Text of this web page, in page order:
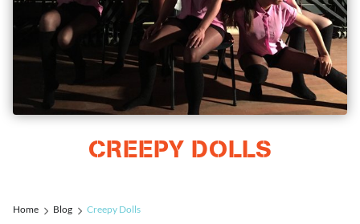
BLOG
CREEPY DOLLS
Home Blog Creepy Dolls